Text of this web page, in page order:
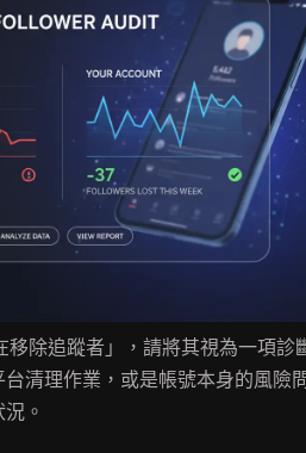
除追蹤者」，請將其視為一項診
清理作業，或是帳號本身的風險
。